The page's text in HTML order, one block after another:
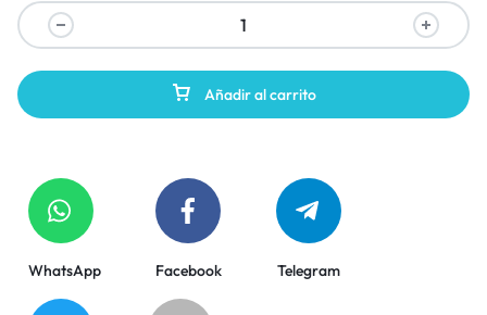
Añadir al carrito
WhatsApp Facebook Telegram